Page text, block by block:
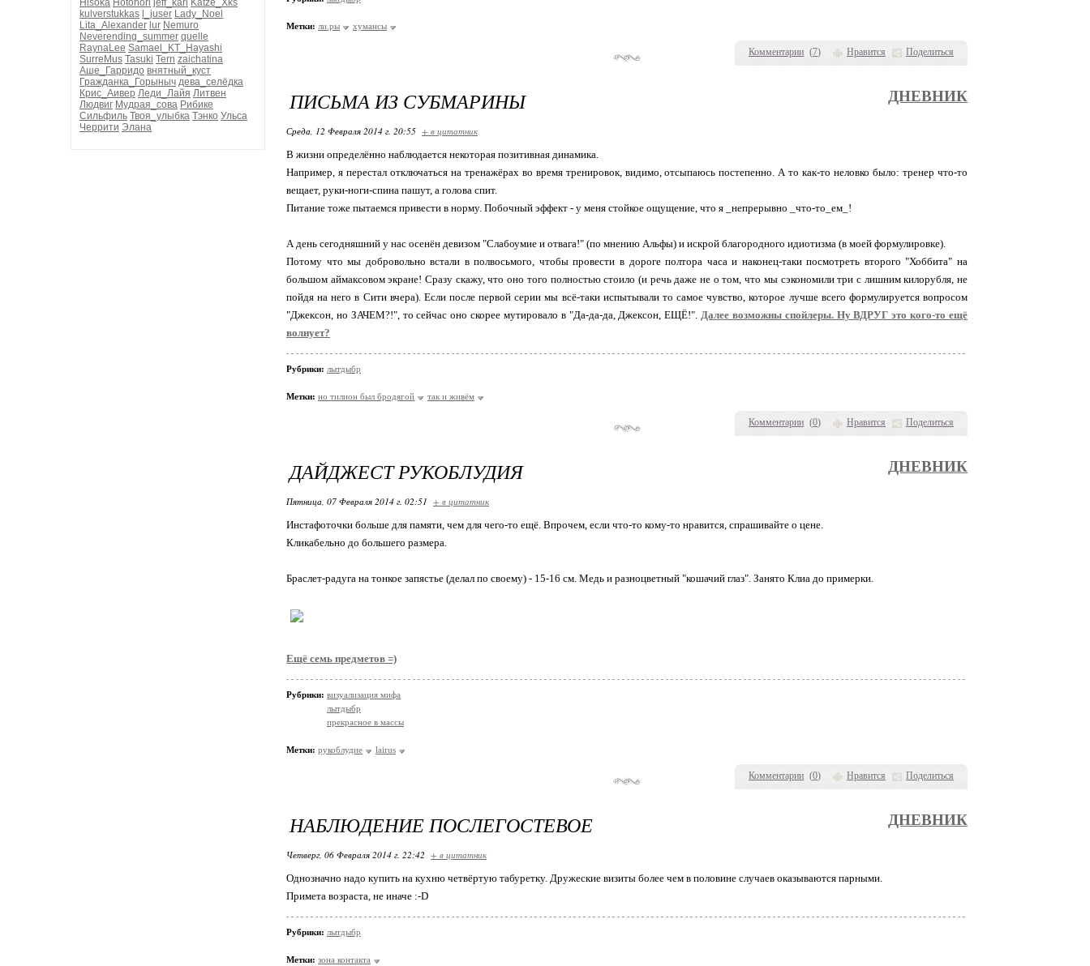
Hisoka Hotohori jeff_kari Katze_Xks
kulverstukkas
l_juser Lady_Noel
Lita_Alexander lur Nemuro
Neverending_summer quelle
RaynaLee Samael_KT_Hayashi
SurreMus Tasuki Tern zaichatina
Аше_Гарридо внятный_куст
Гражданка_Горыныч дева_селёдка
Крис_Аивер Леди_Лайя Литвен
Людвиг Мудрая_сова Рибике
Сильфиль Твоя_улыбка Тэнко Ульса
Черрити Элана
Комментарии (7) Нравится Поделиться
Метки: ли.ры хумансы
Комментарии (0) Нравится Поделиться
ПИСЬМА ИЗ СУБМАРИНЫ ДНЕВНИК
Среда, 12 Февраля 2014 г. 20:55 + в цитатник
В жизни определённо наблюдается некоторая позитивная динамика.
Например, я перестал отключаться на тренажёрах во время тренировок, видимо, отсыпаюсь постепенно. А то как-то неловко было: тренер что-то
вещает, руки-ноги-спина пашут, а голова спит.
Питание тоже пытаемся привести в норму. Побочный эффект - у меня стойкое ощущение, что я _непрерывно _что-то_ем_!
А день сегодняшний у нас осенён девизом "Слабоумие и отвага!" (по мнению Альфы) и искрой благородного идиотизма (в моей формулировке).
Потому что мы добровольно встали в полвосьмого, чтобы провести в дороге полтора часа и наконец-таки посмотреть второго "Хоббита" на
большом аймаксовом экране! Сразу скажу, что оно того полностью стоило (и речь даже не о том, что мы сэкономили три с лишним килорубля, не
пойдя на него в Сити вчера). Если после первой серии мы всё-таки испытывали то самое чувство, которое лучше всего формулируется вопросом
"Джексон, но ЗАЧЕМ?!", то сейчас оно скорее мутировало в "Да-да-да, Джексон, ЕЩЁ!".Далее возможны спойлеры. Ну ВДРУГ это кого-то ещё
волнует?
Рубрики: лытдыбр
Метки: но тилион был бродягой так и живём
Комментарии (0) Нравится Поделиться
ДАЙДЖЕСТ РУКОБЛУДИЯ ДНЕВНИК
Пятница, 07 Февраля 2014 г. 02:51 + в цитатник
Инстафоточки больше для памяти, чем для чего-то ещё. Впрочем, если что-то кому-то нравится, спрашивайте о цене.
Кликабельно до большего размера.
Браслет-радуга на тонкое запястье (делал по своему) - 15-16 см. Медь и разноцветный "кошачий глаз". Занято Клиа до примерки.
Ещё семь предметов =)
Рубрики: визуализация мифа
лытдыбр
прекрасное в массы
Метки: рукоблудие lairus
НАБЛЮДЕНИЕ ПОСЛЕГОСТЕВОЕ ДНЕВНИК
Четверг, 06 Февраля 2014 г. 22:42 + в цитатник
Однозначно надо купить на кухню четвёртую табуретку. Дружеские визиты более чем в половине случаев оказываются парными.
Примета возраста, не иначе :-D
Рубрики: лытдыбр
Метки: зона контакта